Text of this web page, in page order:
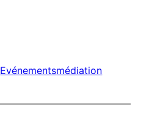
Evénementsmédiation